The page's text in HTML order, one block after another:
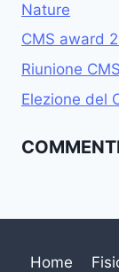
Nature
CMS award
Riunione
Elezione del
Home